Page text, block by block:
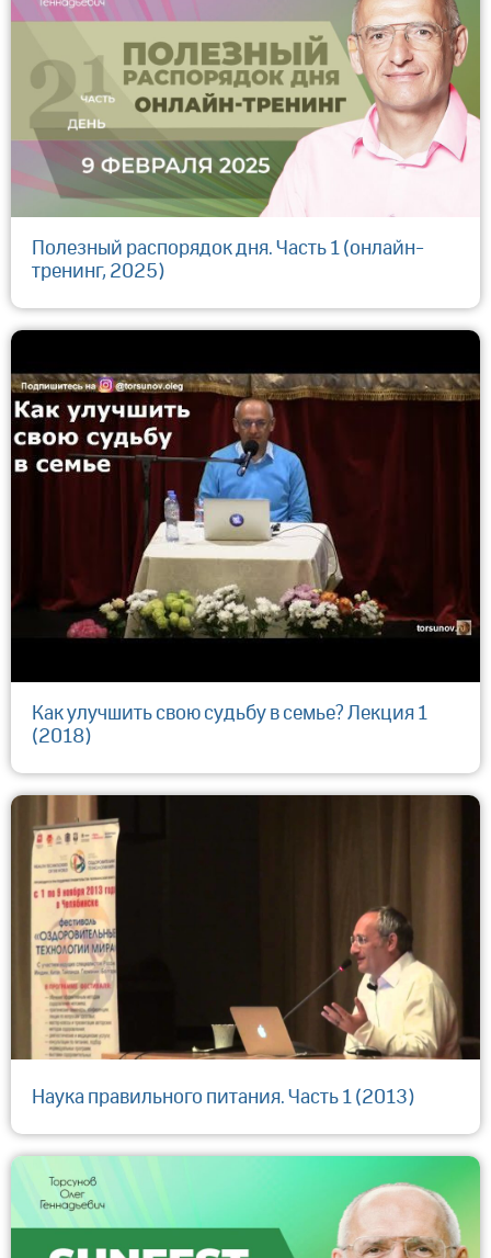
Полезный распорядок дня. Часть 1 (онлайн-
тренинг, 2025)
Как улучшить свою судьбу в семье? Лекция 1
(2018)
Наука правильного питания. Часть 1 (2013)